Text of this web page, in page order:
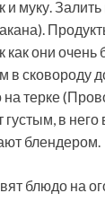
и муку.
как они очень
в сковороду
на терке
густым, в
блендером.
блюдо на